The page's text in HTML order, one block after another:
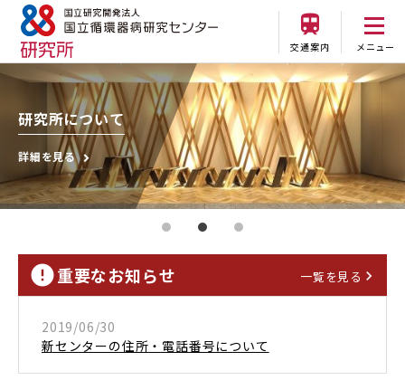
交通案内 メニュー
理念と基本方針
詳細を見る
国民の健康と幸福のため、
循環器疾患の究明と制圧に挑みます。
研究所について
詳細を見る
詳細を見る
重要なお知らせ 一覧を見る
2019/06/30
新センターの住所・電話番号について